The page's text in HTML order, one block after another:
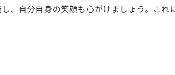
自分自身の笑顔も心がけましょう。これ